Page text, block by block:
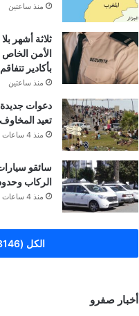
منذ ساعتين
ثلاثة أشهر
الأمن الخاص
بأكادير تتفاقم
منذ ساعتين
دعوات
تعيد
منذ 4 ساعات
سائقو
الركاب
منذ 4 ساعات
الكل (8146)
أخبار صفرو